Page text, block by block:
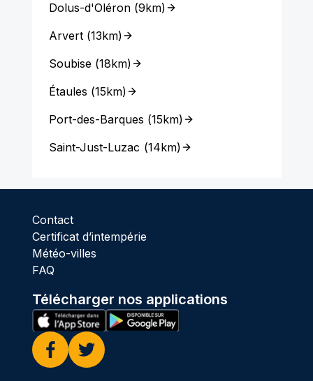
Dolus-d'Oléron(9km)
Arvert(13km)
Soubise(18km)
Étaules (15km)
Port-des-Barques (15km)
Saint-Just-Luzac (14km)
Contact
Certificat d’intempérie
Météo-villes
FAQ
Télécharger nos applications
Facebook
Twitter